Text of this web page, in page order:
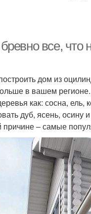
все, что
дом из
в вашем
как: сосна,
дуб, ясень,
причине – самые